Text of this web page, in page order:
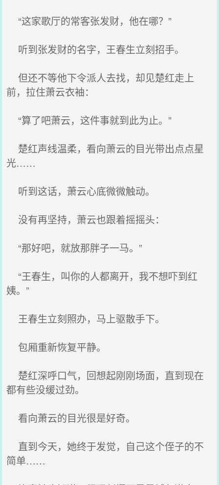
“这家歌厅的常客张发财，他在哪？”
听到张发财的名字，王春生立刻招手。
但还不等他下令派人去找，却见楚红走上
前，拉住萧云衣袖：
“算了吧萧云，这件事就到此为止。”
楚红声线温柔，看向萧云的目光带出点点星
光……
听到这话，萧云心底微微触动。
没有再坚持，萧云也跟着摇摇头：
“那好吧，就放那胖子一马。”
“王春生，叫你的人都离开，我不想吓到红
姨。”
王春生立刻照办，马上驱散手下。
包厢重新恢复平静。
楚红深呼口气，回想起刚刚场面，直到现在
都有些没缓过劲。
看向萧云的目光很是好奇。
直到今天，她终于发觉，自己这个侄子的不
简单……